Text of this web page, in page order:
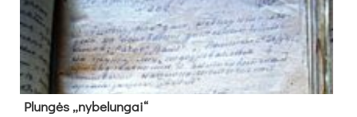
Plun­gės „ny­be­lun­gai“